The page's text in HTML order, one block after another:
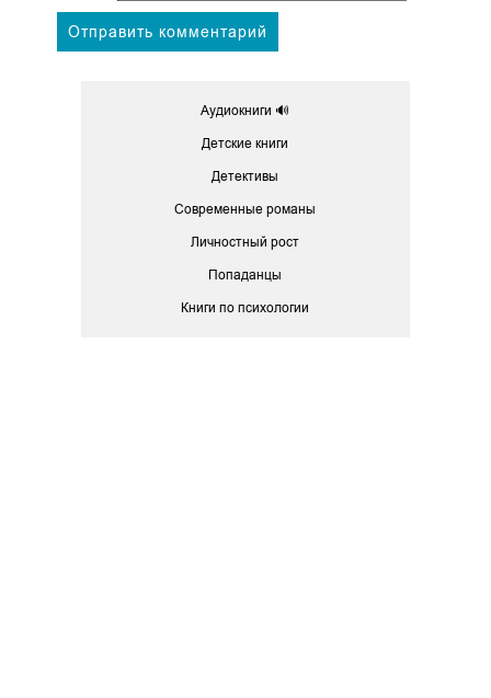
Аудиокниги 🔊
Детские книги
Детективы
Современные романы
Личностный рост
Попаданцы
Книги по психологии